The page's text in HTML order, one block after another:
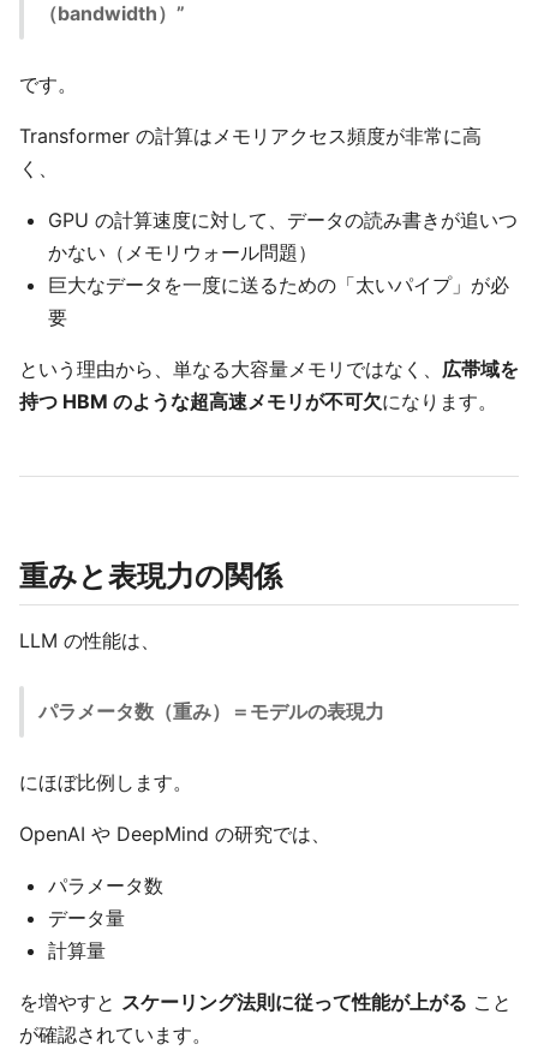
（bandwidth）”
です。
Transformer の計算はメモリアクセス頻度が非常に高
く、
GPU の計算速度に対して、データの読み書きが追いつ
かない（メモリウォール問題）
巨大なデータを一度に送るための「太いパイプ」が必
要
という理由から、単なる大容量メモリではなく、 広帯域を
持つ HBM のような超高速メモリが不可欠になります。
重みと表現力の関係
LLM の性能は、
パラメータ数（重み）＝モデルの表現力
にほぼ比例します。
OpenAI や DeepMind の研究では、
パラメータ数
データ量
計算量
を増やすと スケーリング法則に従って性能が上がる こと
が確認されています。